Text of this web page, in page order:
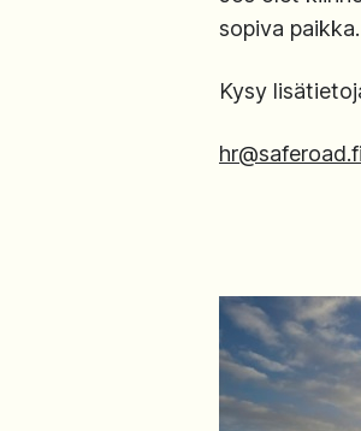
sopiva paikka.
Kysy
hr@saferoad.fi